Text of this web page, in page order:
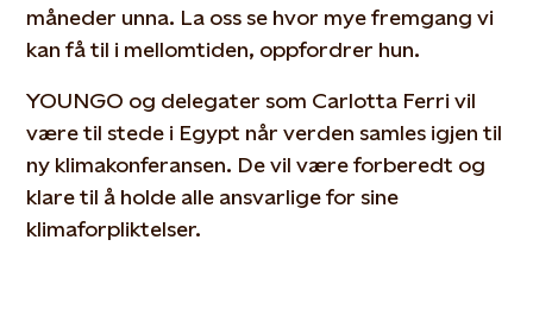
måneder unna. La oss se hvor mye fremgang vi
kan få til i mellomtiden, oppfordrer hun.
YOUNGO og delegater som Carlotta Ferri vil
være til stede i Egypt når verden samles igjen til
ny klimakonferansen. De vil være forberedt og
klare til å holde alle ansvarlige for sine
klimaforpliktelser.